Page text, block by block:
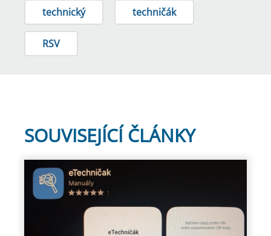
technický techničák
RSV
SOUVISEJÍCÍ ČLÁNKY